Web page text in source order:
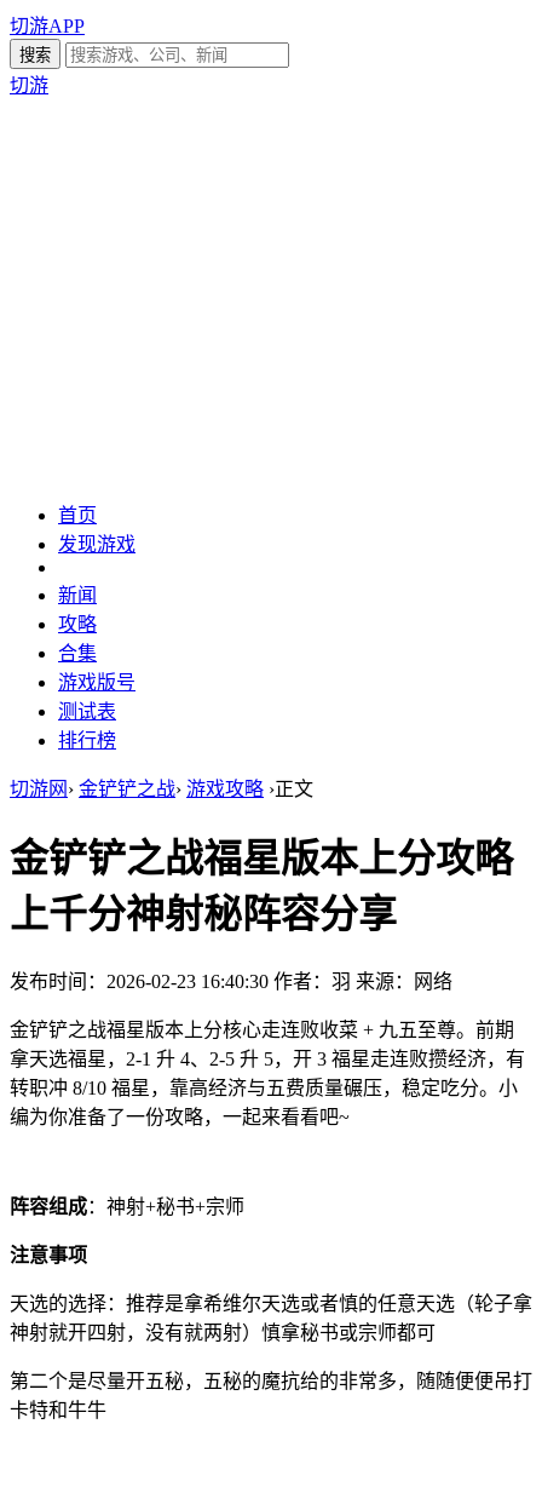
切游APP
切游
首页
发现游戏
新闻
攻略
合集
游戏版号
测试表
排行榜
切游网 › 金铲铲之战› 游戏攻略 ›正文
金铲铲之战福星版本上分攻略
上千分神射秘阵容分享
发布时间：2026-02-23 16:40:30 作者：羽 来源：网络
金铲铲之战福星版本上分核心走连败收菜 + 九五至尊。前期
拿天选福星，2-1 升 4、2-5 升 5，开 3 福星走连败攒经济，有
转职冲 8/10 福星，靠高经济与五费质量碾压，稳定吃分。小
编为你准备了一份攻略，一起来看看吧~
阵容组成：神射+秘书+宗师
注意事项
天选的选择：推荐是拿希维尔天选或者慎的任意天选（轮子拿
神射就开四射，没有就两射）慎拿秘书或宗师都可
第二个是尽量开五秘，五秘的魔抗给的非常多，随随便便吊打
卡特和牛牛